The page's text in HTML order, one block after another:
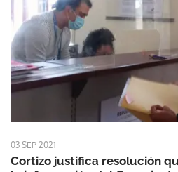
03 SEP 2021
Cortizo justifica resolución